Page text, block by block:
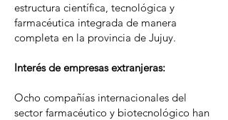
estructura científica, tecnológica y
farmacéutica integrada de manera
completa en la provincia de Jujuy.
Interés de empresas extranjeras:
Ocho compañías internacionales del
sector farmacéutico y biotecnológico han